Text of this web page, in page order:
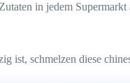
in jedem
ist, schmelzen diese